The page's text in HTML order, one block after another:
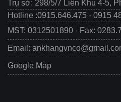
Trụ sở: 298/5/7 Liên Khu 4-5,
Hotline :0915.646.475 - 0915
MST: 0312501890 - Fax:
Email:
Google Map